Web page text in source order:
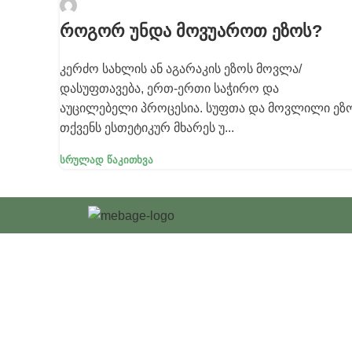
როგორ უნდა მოვუაროთ ეზოს?
კერძო სახლის ან აგარაკის ეზოს მოვლა/
დასუფთავება, ერთ-ერთი საჭირო და
აუცილებელი პროცესია. სუფთა და მოვლილი
თქვენს ესთეტიკურ მხარეს უ...
Სრულად Წაკითხვა